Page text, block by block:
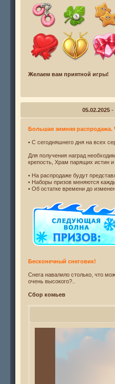
Желаем вам приятной игры!
05.02.2025 -
Большая зимняя распродажа.
• С сегодняшнего дня на всех
Для получения наград
крепость, Храм парящих истин
• На распродаже будут
• Наборы призов меняются
• Об остатке времени до
Бесконечный снеговик!
Снега навалило столько, что
очень высокого?..
Сбор комьев